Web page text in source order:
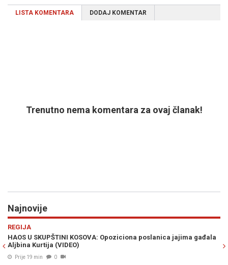
LISTA KOMENTARA DODAJ KOMENTAR
Trenutno nema komentara za ovaj članak!
Najnovije
KOSOVA: Opoziciona poslanica jajima gađala DEMANTI ZORANA
"Neistinita je